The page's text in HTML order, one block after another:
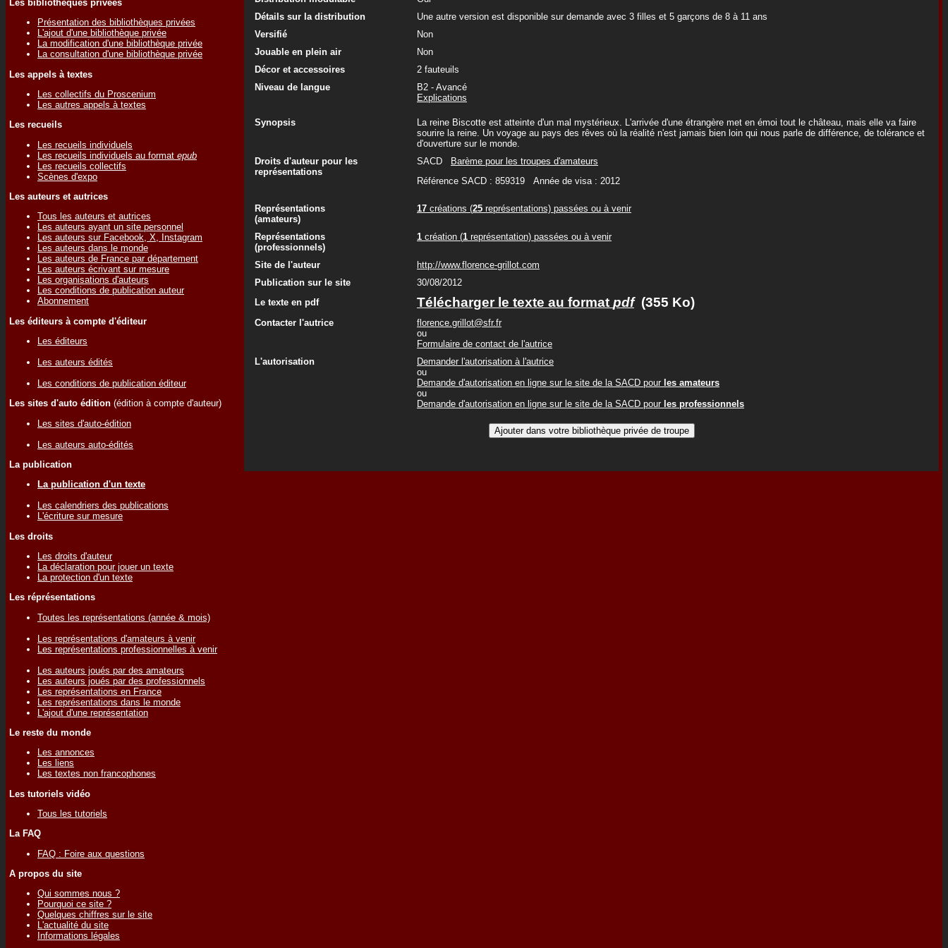
Les bibliothèques privées
Présentation des bibliothèques privées
L'ajout d'une bibliothèque privée
La modification d'une bibliothèque privée
La consultation d'une bibliothèque privée
Les appels à textes
Les collectifs du Proscenium
Les autres appels à textes
Les recueils
Les recueils individuels
Les recueils individuels au format epub
Les recueils collectifs
Scènes d'expo
Les auteurs et autrices
Tous les auteurs et autrices
Les auteurs ayant un site personnel
Les auteurs sur Facebook, X, Instagram
Les auteurs dans le monde
Les auteurs de France par département
Les auteurs écrivant sur mesure
Les organisations d'auteurs
Les conditions de publication auteur
Abonnement
Les éditeurs à compte d'éditeur
Les éditeurs
Les auteurs édités
Les conditions de publication éditeur
Les sites d'auto édition (édition à compte d'auteur)
Les sites d'auto-édition
Les auteurs auto-édités
La publication
La publication d'un texte
Les calendriers des publications
L'écriture sur mesure
Les droits
Les droits d'auteur
La déclaration pour jouer un texte
La protection d'un texte
Les réprésentations
Toutes les représentations (année & mois)
Les représentations d'amateurs à venir
Les représentations professionnelles à venir
Les auteurs joués par des amateurs
Les auteurs joués par des professionnels
Les représentations en France
Les représentations dans le monde
L'ajout d'une représentation
Le reste du monde
Les annonces
Les liens
Les textes non francophones
Les tutoriels vidéo
Tous les tutoriels
La FAQ
FAQ : Foire aux questions
A propos du site
Qui sommes nous ?
Pourquoi ce site ?
Quelques chiffres sur le site
L'actualité du site
Informations légales
Détails sur la distribution
Une autre version est disponible sur demande avec 3 filles et 5 garçons de 8 à 11 ans
Versifié
Non
Jouable en plein air
Non
Décor et accessoires
2 fauteuils
Niveau de langue
B2 - Avancé
Explications
Synopsis
La reine Biscotte est atteinte d'un mal mystérieux. L'arrivée d'une étrangère met en émoi tout le château, mais elle va faire
sourire la reine. Un voyage au pays des rêves où la réalité n'est jamais bien loin qui nous parle de différence, de tolérance et
d'ouverture sur le monde.
Droits d'auteur pour les
représentations
SACD
Barème pour les troupes d'amateurs
Référence SACD : 859319 Année de visa : 2012
Représentations
(amateurs)
17 créations (25 représentations) passées ou à venir
Représentations
(professionnels)
1 création (1 représentation) passées ou à venir
Site de l'auteur
http://www.florence-grillot.com
Publication sur le site
30/08/2012
Le texte en pdf
Télécharger le texte au format pdf(355 Ko)
Contacter l'autrice
florence.grillot@sfr.fr
ou
Formulaire de contact de l'autrice
L'autorisation
Demander l'autorisation à l'autrice
ou
Demande d'autorisation en ligne sur le site de la SACD pour les amateurs
ou
Demande d'autorisation en ligne sur le site de la SACD pour les professionnels